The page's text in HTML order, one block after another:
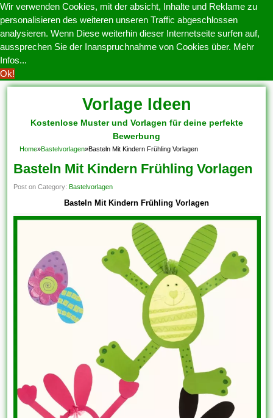
Wir verwenden Cookies, mit der absicht, Inhalte und Reklame zu
personalisieren des weiteren unseren Traffic abgeschlossen
analysieren. Wenn Diese weiterhin dieser Internetseite surfen auf,
aussprechen Sie der Inanspruchnahme von Cookies über. Mehr
Infos...
Ok!
Vorlage Ideen
Kostenlose Muster und Vorlagen für deine perfekte
Bewerbung
Home»Bastelvorlagen»Basteln Mit Kindern Frühling Vorlagen
Basteln Mit Kindern Frühling Vorlagen
Post on Category:Bastelvorlagen
Basteln Mit Kindern Frühling Vorlagen